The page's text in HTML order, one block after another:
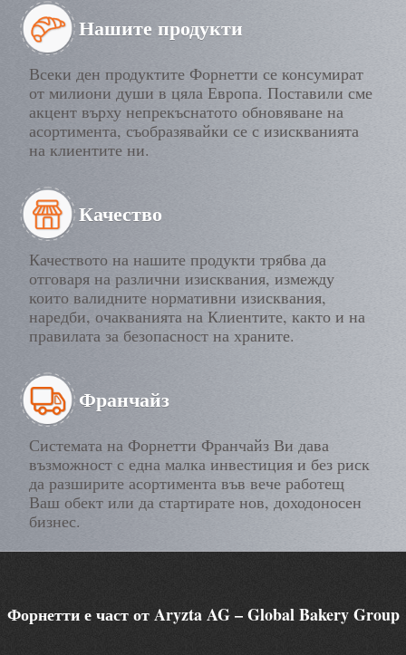
Нашите продукти
Всеки ден продуктите Форнетти се консумират
от милиони души в цяла Европа. Поставили сме
акцент върху непрекъснатото обновяване на
асортимента, съобразявайки се с изискванията
на клиентите ни.
Качество
Качеството на нашите продукти трябва да
отговаря на различни изисквания, измежду
които валидните нормативни изисквания,
наредби, очакванията на Клиентите, както и на
правилата за безопасност на храните.
Франчайз
Системата на Форнетти Франчайз Ви дава
възможност с една малка инвестиция и без риск
да разширите асортимента във вече работещ
Ваш обект или да стартирате нов, доходоносен
бизнес.
Форнетти е част от Aryzta AG – Global Bakery Group